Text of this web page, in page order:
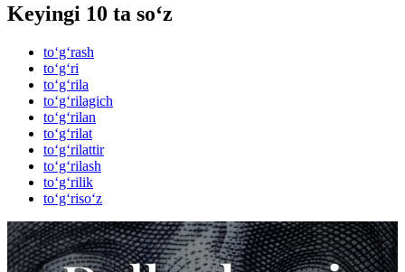
Keyingi 10 ta so‘z
to‘g‘rash
to‘g‘ri
to‘g‘rila
to‘g‘rilagich
to‘g‘rilan
to‘g‘rilat
to‘g‘rilattir
to‘g‘rilash
to‘g‘rilik
to‘g‘riso‘z